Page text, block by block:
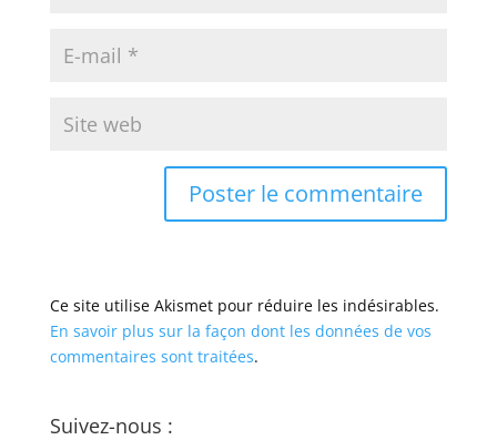
Ce site utilise Akismet pour réduire les indésirables.
En savoir plus sur la façon dont les données de vos
commentaires sont traitées.
Suivez-nous :